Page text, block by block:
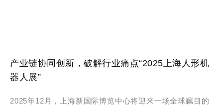
产业链协同创新，破解行业痛点“2025上海人形机
器人展”
2025年12月，上海新国际博览中心将迎来一场全球瞩目的